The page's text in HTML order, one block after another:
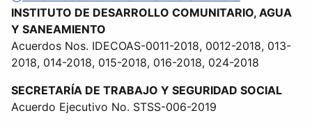
INSTITUTO DE DESARROLLO COMUNITARIO, AGUA
Y SANEAMIENTO
Acuerdos Nos. IDECOAS-0011-2018, 0012-2018, 013-
2018, 014-2018, 015-2018, 016-2018, 024-2018
SECRETARÍA DE TRABAJO Y SEGURIDAD SOCIAL
Acuerdo Ejecutivo No. STSS-006-2019